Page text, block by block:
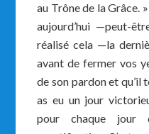
au Trône de la Grâce.
aujourd’hui —peut-
réalisé cela —la
avant de fermer vos
de son pardon et qu’il
as eu un jour
pour chaque jour